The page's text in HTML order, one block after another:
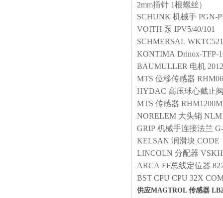
2mm插针 1根螺丝）
SCHUNK 机械手 PGN-
VOITH 泵 IPV5/40/101
SCHMERSAL
KONTIMA Drinox-TFP-
BAUMULLER 电机
MTS 位移传感器
HYDAC 高压球心截止
MTS 传感器
NORELEM 大头销 NLM
GRIP 机械手连接法兰
KELSAN 润滑块 CODE
LINCOLN 分配器
ARCA FF总线定位器
BST CPU CPU 32X
供应MAGTROL 传感器